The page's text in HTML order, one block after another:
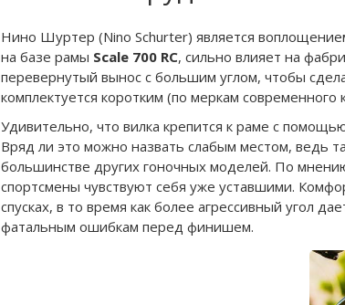
Нино Шуртер (Nino Schurter) является
на базе рамы Scale 700 RC, сильно влияет на
перевернутый вынос с большим углом, чтобы
комплектуется коротким (по меркам
Удивительно, что вилка крепится к раме с
Вряд ли это можно назвать слабым местом, ведь
большинстве других гоночных моделей. По
спортсмены чувствуют себя уже уставшими.
спусках, в то время как более агрессивный угол
фатальным ошибкам перед финишем.